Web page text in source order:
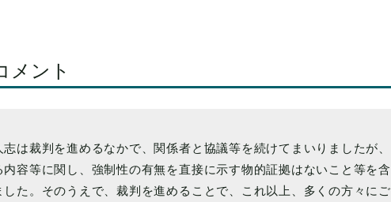
メント
は裁判を進めるなかで、関係者と協議等を続けてまいりましたが、
容等に関し、強制性の有無を直接に示す物的証拠はないこと等を含
た。そのうえで、裁判を進めることで、これ以上、多くの方々にご